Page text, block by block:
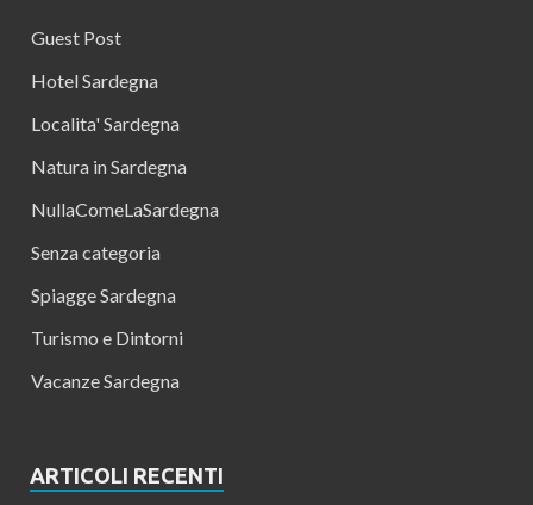
Guest Post
Hotel Sardegna
Localita' Sardegna
Natura in Sardegna
NullaComeLaSardegna
Senza categoria
Spiagge Sardegna
Turismo e Dintorni
Vacanze Sardegna
ARTICOLI RECENTI